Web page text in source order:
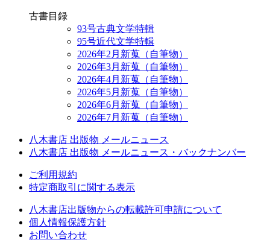
古書目録
93号古典文学特輯
95号近代文学特輯
2026年2月新蒐（自筆物）
2026年3月新蒐（自筆物）
2026年4月新蒐（自筆物）
2026年5月新蒐（自筆物）
2026年6月新蒐（自筆物）
2026年7月新蒐（自筆物）
八木書店 出版物 メールニュース
八木書店 出版物 メールニュース・バックナンバー
ご利用規約
特定商取引に関する表示
八木書店出版物からの転載許可申請について
個人情報保護方針
お問い合わせ